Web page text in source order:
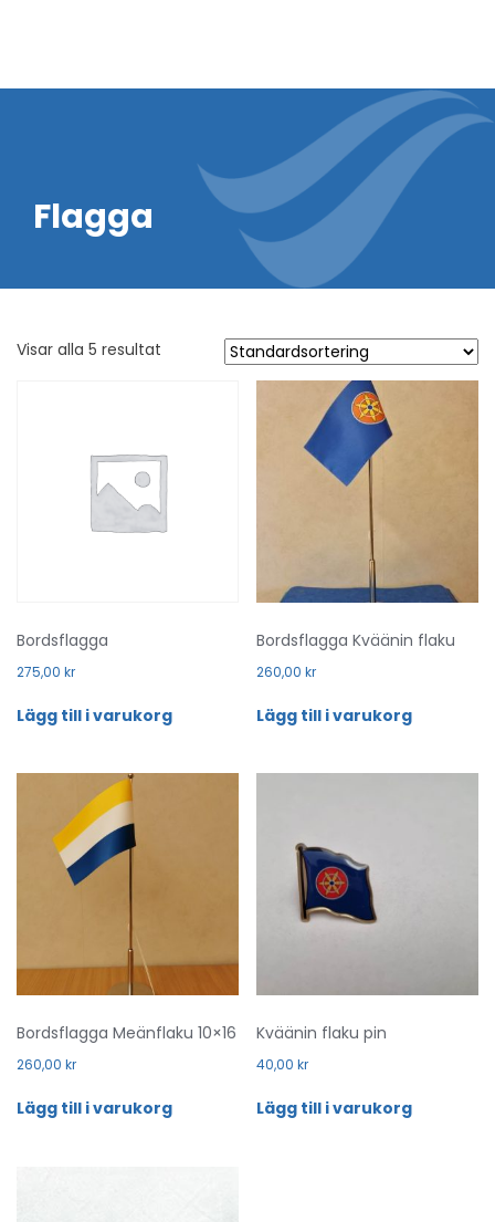
Flagga
Visar alla 5 resultat
Bordsflagga
275,00 kr
Lägg till i varukorg
Bordsflagga Kväänin flaku
260,00kr
Lägg till i varukorg
Bordsflagga Meänflaku 10×16
260,00 kr
Lägg till i varukorg
Kväänin flaku pin
40,00kr
Lägg till i varukorg